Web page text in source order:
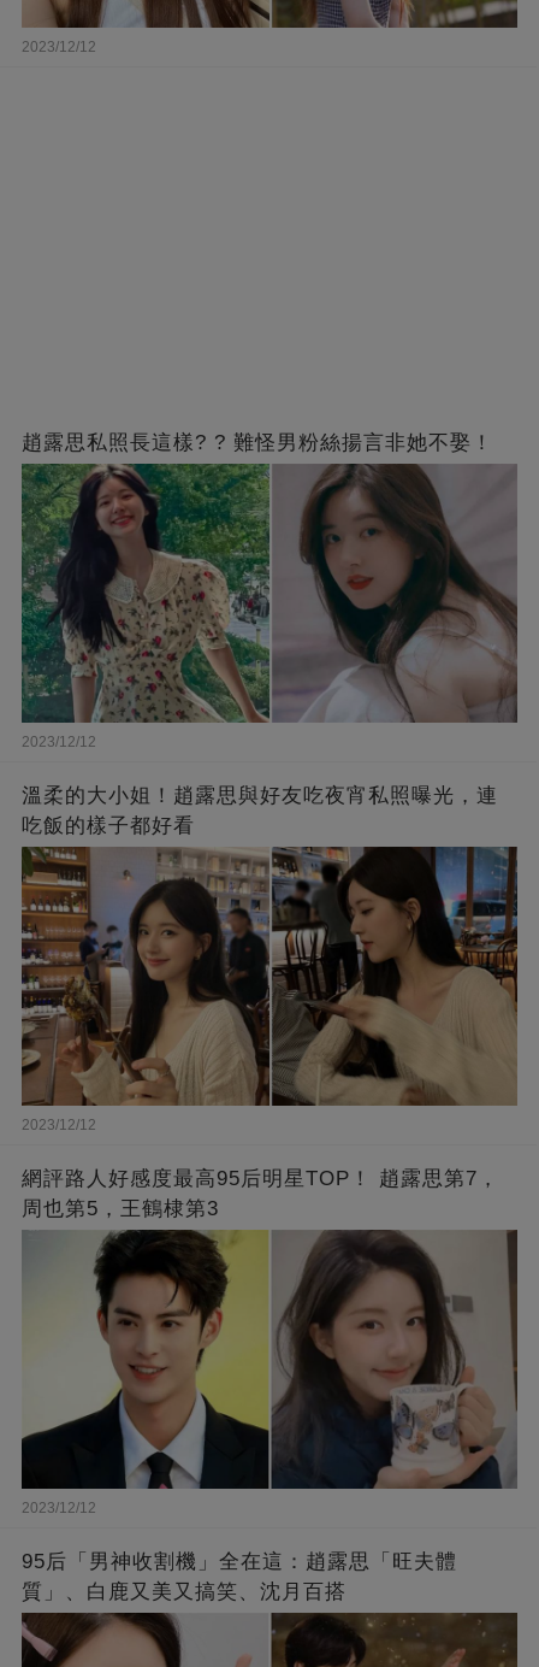
2023/12/12
趙露思私照長這樣? ? 難怪男粉絲揚言非她不娶！
2023/12/12
溫柔的大小姐！趙露思與好友吃夜宵私照曝光，連
吃飯的樣子都好看
2023/12/12
網評路人好感度最高95后明星TOP！ 趙露思第7，
周也第5，王鶴棣第3
2023/12/12
95后「男神收割機」全在這：趙露思「旺夫體
質」、白鹿又美又搞笑、沈月百搭